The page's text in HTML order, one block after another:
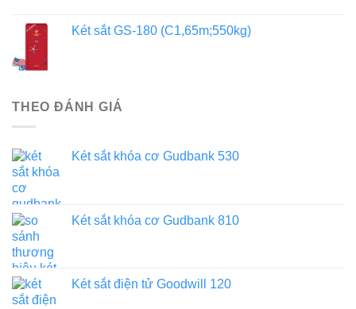
Két sắt GS-180 (C1,65m;550kg)
THEO ĐÁNH GIÁ
Két sắt khóa cơ Gudbank 530
Két sắt khóa cơ Gudbank 810
Két sắt điện tử Goodwill 120